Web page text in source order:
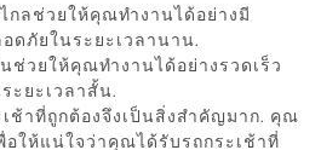
กลช่วยให้คุณทำงานได้อย่างมี
ดภัยในระยะเวลานาน.
ช่วยให้คุณทำงานได้อย่างรวดเร็ว
ะยะเวลาสั้น.
ช้าที่ถูกต้องจึงเป็นสิ่งสำคัญมาก. คุณ
ให้แน่ใจว่าคุณได้รับรถกระเช้าที่